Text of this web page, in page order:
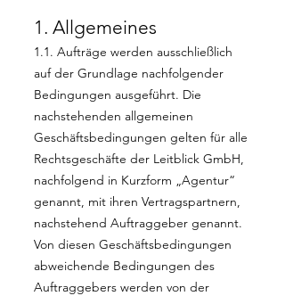
1. Allgemeines
1.1. Aufträge werden ausschließlich
auf der Grundlage nachfolgender
Bedingungen ausgeführt. Die
nachstehenden allgemeinen
Geschäftsbedingungen gelten für alle
Rechtsgeschäfte der Leitblick GmbH,
nachfolgend in Kurzform „Agentur“
genannt, mit ihren Vertragspartnern,
nachstehend Auftraggeber genannt.
Von diesen Geschäftsbedingungen
abweichende Bedingungen des
Auftraggebers werden von der